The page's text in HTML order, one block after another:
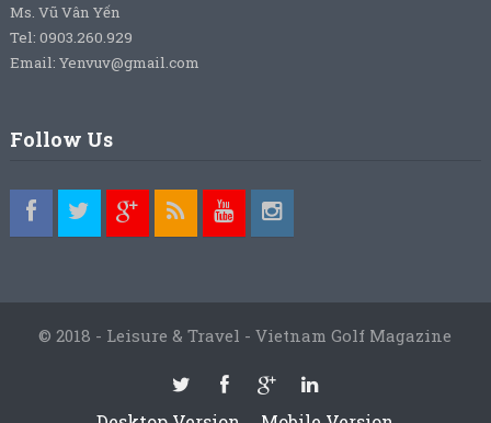
Ms. Vũ Vân Yến
Tel: 0903.260.929
Email: Yenvuv@gmail.com
Follow Us
© 2018 - Leisure & Travel - Vietnam Golf Magazine